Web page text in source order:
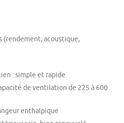
(rendement, acoustique,
: simple et rapide
de ventilation de 225 à 600
enthalpique